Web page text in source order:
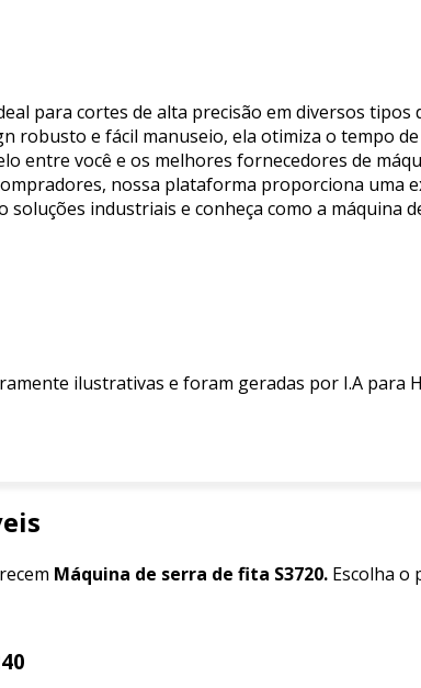
para cortes de alta precisão em diversos
robusto e fácil manuseio, ela otimiza o tempo
entre você e os melhores fornecedores de
nossa plataforma proporciona uma
industriais e conheça como a máquina
ilustrativas e foram geradas por I.A para
Máquina de serra de fita S3720. Escolha o